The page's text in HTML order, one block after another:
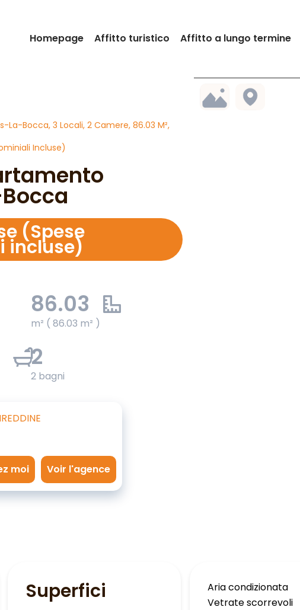
Homepage Affitto turistico Affitto a lungo termine
Bocca, 3 Locali, 2 Camere, 86.03 M²,
Incluse)
(Spese
incluse)
86.03
m² ( 86.03 m² )
2
2 bagni
moi Voir l'agence
Superfici
Aria condizionata
Vetrate scorrevoli